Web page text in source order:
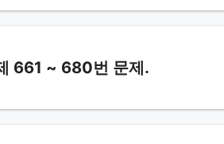
661 ~ 680번 문제.